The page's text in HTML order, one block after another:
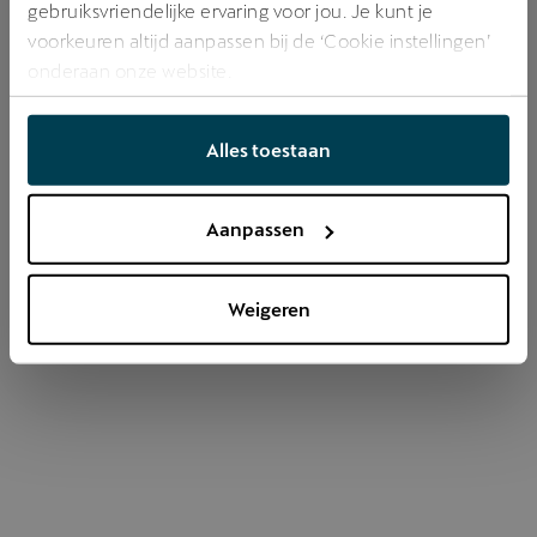
gebruiksvriendelijke ervaring voor jou. Je kunt je
voorkeuren altijd aanpassen bij de ‘Cookie instellingen’
onderaan onze website.
Alles toestaan
Aanpassen
Weigeren
Refresh